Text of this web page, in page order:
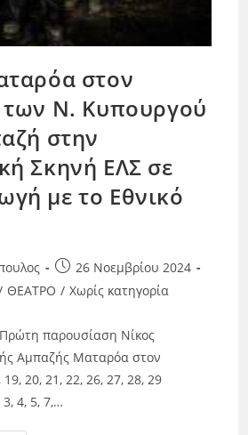
στον
των Ν. Κυπουργού
στην
Σκηνή ΕΛΣ σε
με το Εθνικό
26 Νοεμβρίου 2024
ΘΕΑΤΡΟ / Χωρίς κατηγορία
παρουσίαση Νίκος
Αμπαζής Ματαρόα στον
20, 21, 22, 26, 27, 28, 29
4, 5, 7,…